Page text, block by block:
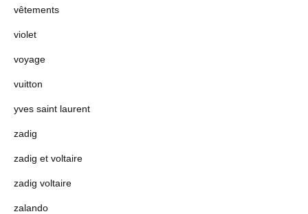
vêtements
violet
voyage
vuitton
yves saint laurent
zadig
zadig et voltaire
zadig voltaire
zalando